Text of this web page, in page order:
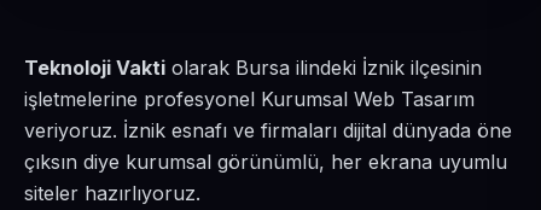
Teknoloji Vakti olarak Bursa ilindeki İznik ilçesinin
işletmelerine profesyonel Kurumsal Web Tasarım
veriyoruz. İznik esnafı ve firmaları dijital dünyada öne
çıksın diye kurumsal görünümlü, her ekrana uyumlu
siteler hazırlıyoruz.